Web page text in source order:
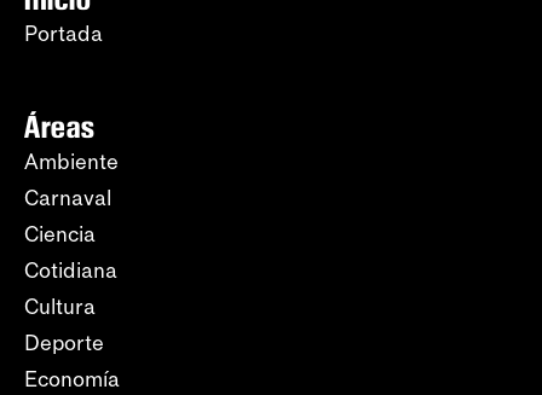
Portada
Áreas
Ambiente
Carnaval
Ciencia
Cotidiana
Cultura
Deporte
Economía